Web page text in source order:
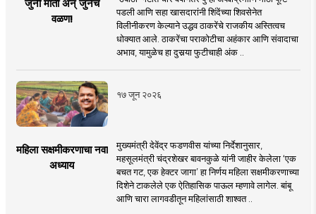
जुनी माती अन् जुनेच
वळण!
पडली आणि सहा खासदारांनी शिंदेंच्या शिवसेनेत
विलीनीकरण केल्याने उद्धव ठाकरेंचे राजकीय अस्तित्वच
धोक्यात आले. ठाकरेंचा पराकोटीचा अहंकार आणि संवादाचा
अभाव, यामुळेच हा दुसर्‍या फुटीचाही अंक ..
१७ जून २०२६
महिला सक्षमीकरणाचा नवा
अध्याय
मुख्यमंत्री देवेंद्र फडणवीस यांच्या निर्देशानुसार,
महसूलमंत्री चंद्रशेखर बावनकुळे यांनी जाहीर केलेला ‘एक
बचत गट, एक हेक्टर जागा’ हा निर्णय महिला सक्षमीकरणाच्या
दिशेने टाकलेले एक ऐतिहासिक पाऊल म्हणावे लागेल. बांबू
आणि चारा लागवडीतून महिलांसाठी शाश्वत ..